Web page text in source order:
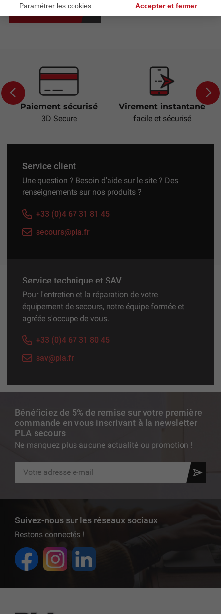
Ajouter au panier
Previous
Paiement sécurisé
3D Secure
Virement instantané
facile et sécurisé
Bénéficiez de 5% de remise sur votre première
commande en vous inscrivant à la newsletter
PLA secours
Ne manquez plus aucune actualité ou promotion !
Suivez-nous sur les réseaux sociaux
Restons connectés !
Service client
Une question ? Besoin d'aide sur le site ? Des
renseignements sur nos produits ?
+33 (0)4 67 31 81 45
secours@pla.fr
Service technique et SAV
Pour l'entretien et la réparation de votre
équipement de secours, notre équipe formée et
agréée s'occupe de vous.
+33 (0)4 67 31 80 45
sav@pla.fr